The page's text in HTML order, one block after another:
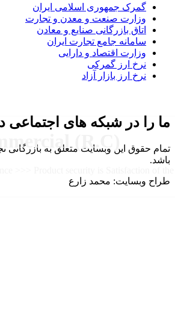
(R.C)
گمرک جمهوری اسلامی ایران
وزارت صنعت و معدن و تجارت
اتاق بازرگانی صنایع و معادن
سامانه جامع تجارت ایران
وزارت اقتصاد و دارایی
نرخ ارز گمرکی
نرخ ارز بازار آزاد
ما را در شبکه های اجتماعی
تمام حقوق این وبسایت متعلق به بازرگانی
باشد.
طراح وبسایت: محمد زارع